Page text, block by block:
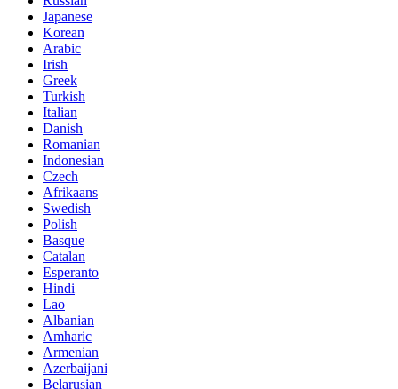
Japanese
Korean
Arabic
Irish
Greek
Turkish
Italian
Danish
Romanian
Indonesian
Czech
Afrikaans
Swedish
Polish
Basque
Catalan
Esperanto
Hindi
Lao
Albanian
Amharic
Armenian
Azerbaijani
Belarusian